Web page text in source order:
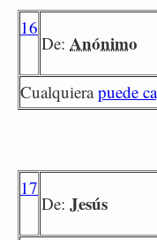
16
De: Anónimo
Cualquierapuede
17
De: Jesús